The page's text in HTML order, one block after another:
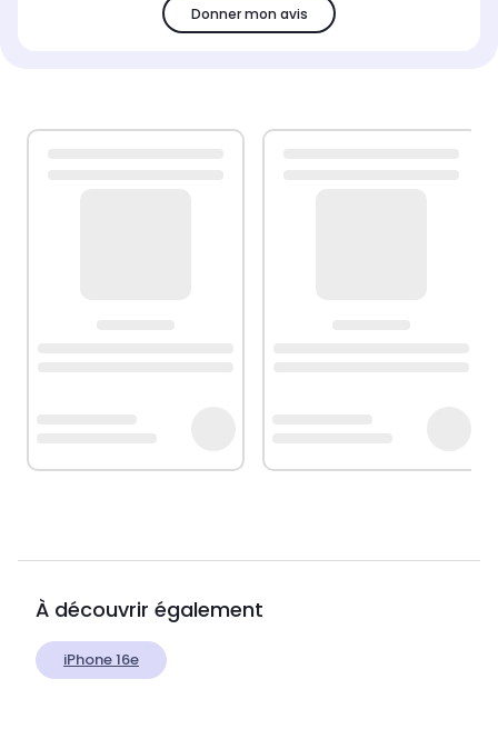
Donner mon avis
À découvrir également
iPhone 16e